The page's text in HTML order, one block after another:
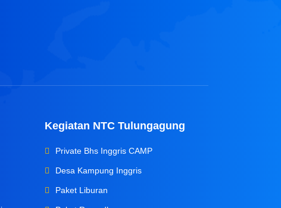
Kegiatan NTC Tulungagung
Private Bhs Inggris CAMP
Desa Kampung Inggris
Paket Liburan